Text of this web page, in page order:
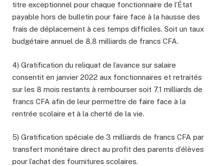
titre exceptionnel pour chaque fonctionnaire de l’État
payable hors de bulletin pour faire face à la hausse des
frais de déplacement à ces temps difficiles. Soit un taux
budgétaire annuel de 8,8 milliards de francs CFA.
4) Gratification du reliquat de l’avance sur salaire
consentit en janvier 2022 aux fonctionnaires et retraités
sur les 8 mois restants à rembourser soit 7,1 milliards de
francs CFA afin de leur permettre de faire face à la
rentrée scolaire et à la cherté de la vie.
5) Gratification spéciale de 3 milliards de francs CFA par
transfert monétaire direct au profit des parents d’élèves
pour l’achat des fournitures scolaires.